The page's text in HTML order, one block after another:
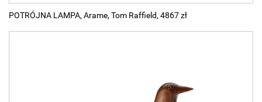
POTRÓJNA LAMPA, Arame, Tom Raffield, 4867 zł